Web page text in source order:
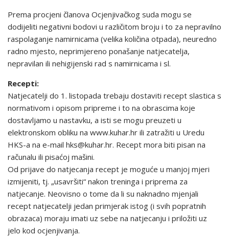
Prema procjeni članova Ocjenjivačkog suda mogu se
dodijeliti negativni bodovi u različitom broju i to za nepravilno
raspolaganje namirnicama (velika količina otpada), neuredno
radno mjesto, ne­primjereno ponašanje natjecatelja,
nepravilan ili nehigijenski rad s namirnicama i sl.
Recepti:
Natjecatelji do 1. listopada trebaju dostaviti recept slastica s
normativom i opisom pripreme i to na obra­scima koje
dostavljamo u nastavku, a isti se mogu preuzeti u
elektronskom obliku na www.kuhar.hr ili zatražiti u Uredu
HKS-a na e-mail hks@kuhar.hr. Recept mora biti pisan na
računalu ili pisaćoj mašini.
Od prijave do natjecanja recept je moguće u manjoj mjeri
izmijeniti, tj. „usavršiti“ nakon treninga i priprema za
natjecanje. Neovisno o tome da li su naknadno mjenjali
recept natjecatelji jedan primjerak istog (i svih popratnih
obrazaca) moraju imati uz sebe na natjecanju i priložiti uz
jelo kod ocjenjivanja.